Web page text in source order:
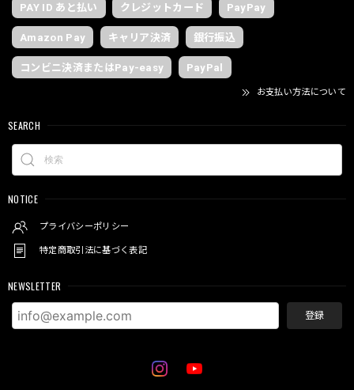
PAY ID あと払い クレジットカード PayPay
Amazon Pay キャリア決済 銀行振込
コンビニ決済またはPay-easy PayPal
お支払い方法について
SEARCH
NOTICE
プライバシーポリシー
特定商取引法に基づく表記
NEWSLETTER
登録